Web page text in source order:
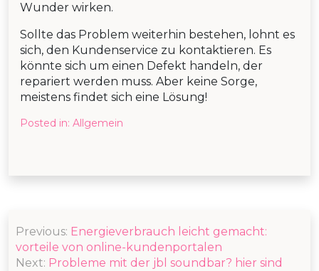
Wunder wirken.
Sollte das Problem weiterhin bestehen, lohnt es
sich, den Kundenservice zu kontaktieren. Es
könnte sich um einen Defekt handeln, der
repariert werden muss. Aber keine Sorge,
meistens findet sich eine Lösung!
Posted in: Allgemein
Post
navigation
Previous: Energieverbrauch leicht gemacht:
vorteile von online-kundenportalen
Next: Probleme mit der jbl soundbar? hier sind